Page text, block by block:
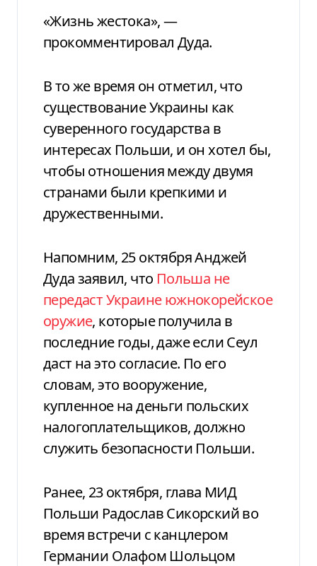
«Жизнь жестока», —
прокомментировал Дуда.
В то же время он отметил, что
существование Украины как
суверенного государства в
интересах Польши, и он хотел бы,
чтобы отношения между двумя
странами были крепкими и
дружественными.
Напомним, 25 октября Анджей
Дуда заявил, что Польша не
передаст Украине южнокорейское
оружие, которые получила в
последние годы, даже если Сеул
даст на это согласие. По его
словам, это вооружение,
купленное на деньги польских
налогоплательщиков, должно
служить безопасности Польши.
Ранее, 23 октября, глава МИД
Польши Радослав Сикорский во
время встречи с канцлером
Германии Олафом Шольцом